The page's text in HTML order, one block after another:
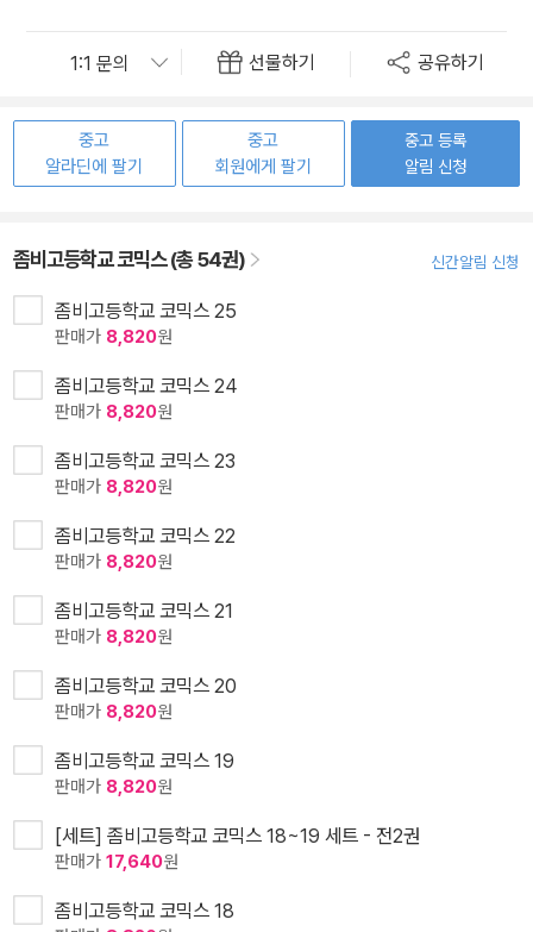
선물하기 공유하기
중고
알라딘에 팔기
중고
회원에게 팔기
중고 등록
알림 신청
좀비고등학교 코믹스 (총 54권) 신간알림 신청
좀비고등학교 코믹스 25
판매가 8,820원
좀비고등학교 코믹스 24
판매가 8,820원
좀비고등학교 코믹스 23
판매가 8,820원
좀비고등학교 코믹스 22
판매가 8,820원
좀비고등학교 코믹스 21
판매가 8,820원
좀비고등학교 코믹스 20
판매가 8,820원
좀비고등학교 코믹스 19
판매가 8,820원
[세트] 좀비고등학교 코믹스 18~19 세트 - 전2권
판매가 17,640원
좀비고등학교 코믹스 18